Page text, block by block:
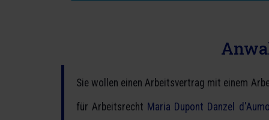
Sie wollen einen Arbeitsvertrag mit einem
für Arbeitsrecht Maria Dupont Danzel